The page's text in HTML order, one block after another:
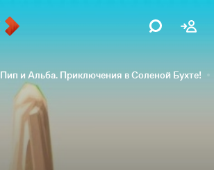
Пип и Альба. Приключения в Соленой Бухте!